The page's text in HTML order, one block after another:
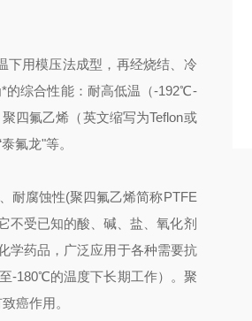
下用模压法成型，再经烧结、冷
的综合性能：耐高低温（-192℃-
四氟乙烯（英文缩写为Teflon或
氟龙"等。
耐腐蚀性(聚四氟乙烯简称PTFE
不受已知的酸、碱、盐、氧化剂
学药品，广泛应用于各种需要抗
-180℃的温度下长期工作）。聚
癌作用。